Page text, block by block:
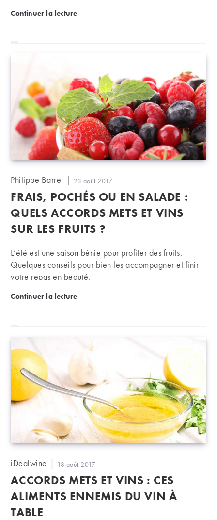
Continuer la lectureBelles enchères : Château Rayas, l’incontournable
Auteur/autrice
la
publication :
Philippe Barret
Publication
publiée :
23 août 2017
FRAIS, POCHÉS OU EN SALADE :
QUELS ACCORDS METS ET VINS
SUR LES FRUITS ?
L’été est une saison bénie pour profiter des fruits.
Quelques conseils pour bien les accompagner et finir
votre repas en beauté.
Continuer la lectureFrais, pochés ou en salade : quels accords mets et
Auteur/autrice
la
publication :
iDealwine
Publication
publiée :
18 août 2017
ACCORDS METS ET VINS : CES
ALIMENTS ENNEMIS DU VIN À
TABLE